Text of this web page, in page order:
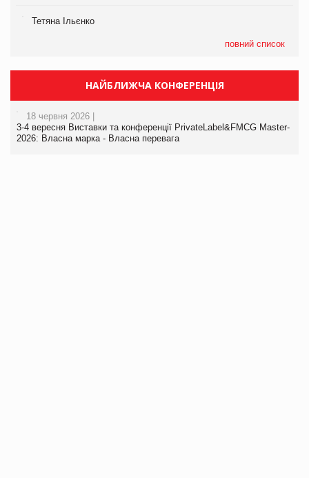
Тетяна Ільєнко
повний список
НАЙБЛИЖЧА КОНФЕРЕНЦІЯ
18 червня 2026 |
3-4 вересня Виставки та конференції PrivateLabel&FMCG Master-
2026: Власна марка - Власна перевага